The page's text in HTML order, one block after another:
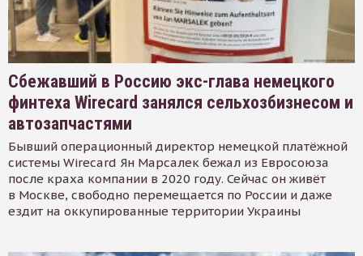
Сбежавший в Россию экс-глава немецкого
финтеха Wirecard занялся сельхозбизнесом и
автозапчастями
Бывший операционный директор немецкой платёжной
системы Wirecard Ян Марсалек бежал из Евросоюза
после краха компании в 2020 году. Сейчас он живёт
в Москве, свободно перемещается по России и даже
ездит на оккупированные территории Украины